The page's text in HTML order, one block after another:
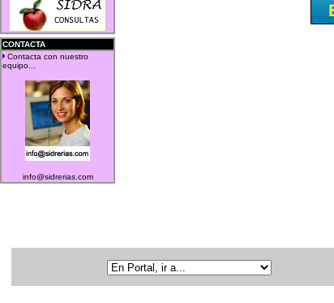
CONTACTA
Contacta con nuestro
equipo...
info@sidrerias.com